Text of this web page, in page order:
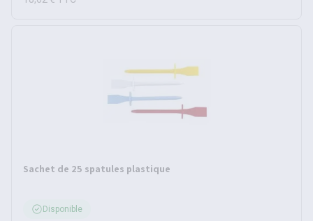
Sachet de 25 spatules plastique
Disponible